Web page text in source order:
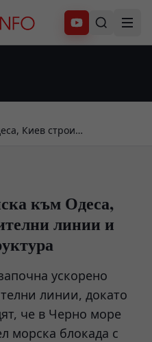
Абонирай се
Киев строи
към Одеса,
линии и
ускорено
линии, докато
че в Черно море
морска блокада с